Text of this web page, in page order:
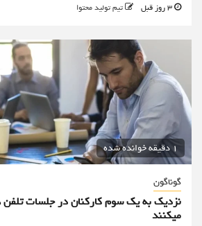
تیم تولید محتوا
1 دقیقه خوانده شده
گوناگون
نزدیک به یک سوم کارکنان در جلسات تلفن
میکنند